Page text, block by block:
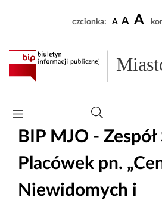
czcionka: A A A
BIP MJO - Zespół
Placówek pn.
Niewidomych i